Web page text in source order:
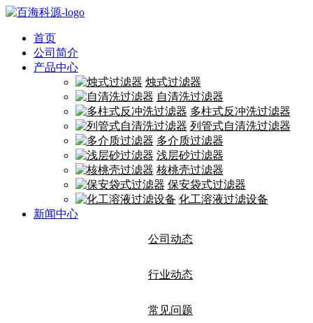
首页
公司简介
产品中心
烛式过滤器
自清洗过滤器
多柱式反冲洗过滤器
列管式自清洗过滤器
多介质过滤器
浅层砂过滤器
核桃壳过滤器
保安袋式过滤器
化工溶液过滤设备
新闻中心
公司动态
行业动态
常见问题